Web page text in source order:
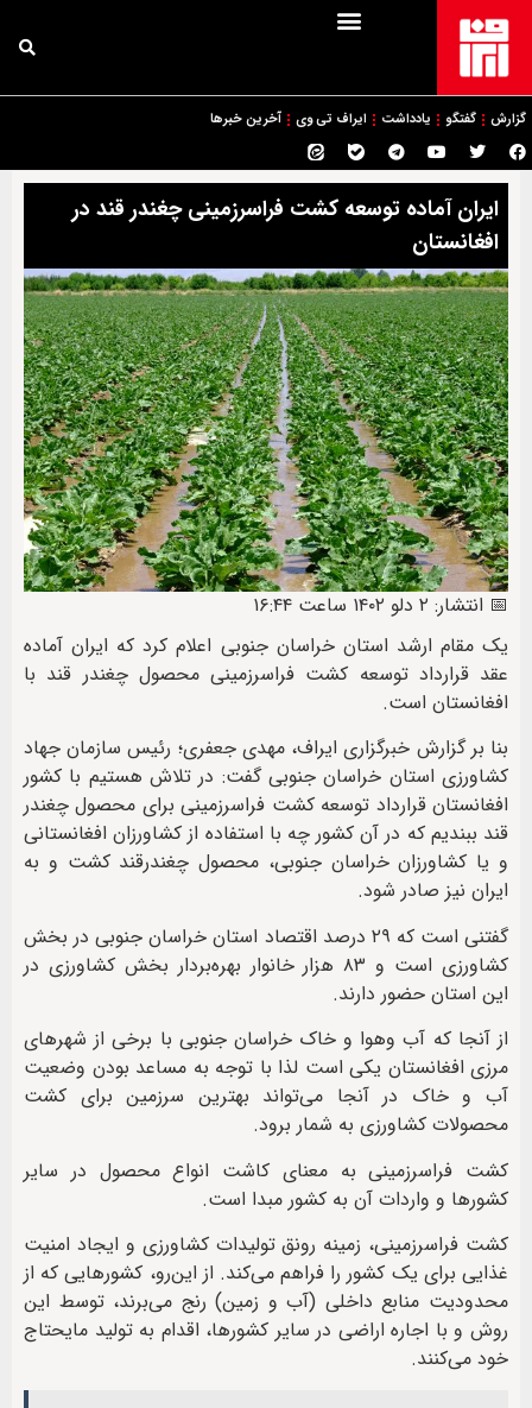
گزارش گفتگو یادداشت ایراف تی وی آخرین خبرها
ایران آماده توسعه کشت فراسرزمینی چغندر قند در
افغانستان
📅 انتشار: ۲ دلو ۱۴۰۲ ساعت ۱۶:۴۴
یک مقام ارشد استان خراسان جنوبی اعلام کرد که ایران آماده
عقد قرارداد توسعه کشت فراسرزمینی محصول چغندر قند با
افغانستان است.
بنا بر گزارش خبرگزاری ایراف، مهدی جعفری؛ رئیس سازمان جهاد
کشاورزی استان خراسان جنوبی گفت: در تلاش هستیم با کشور
افغانستان قرارداد توسعه کشت فراسرزمینی برای محصول چغندر
قند ببندیم که در آن کشور چه با استفاده از کشاورزان افغانستانی
و یا کشاورزان خراسان جنوبی، محصول چغندرقند کشت و به
ایران نیز صادر شود.
گفتنی است که ۲۹ درصد اقتصاد استان خراسان جنوبی در بخش
کشاورزی است و ۸۳ هزار خانوار بهره‌بردار بخش کشاورزی در
این استان حضور دارند.
از آنجا که آب وهوا و خاک خراسان جنوبی با برخی از شهرهای
مرزی افغانستان یکی است لذا با توجه به مساعد بودن وضعیت
آب و خاک در آنجا می‌تواند بهترین سرزمین برای کشت
محصولات کشاورزی به شمار برود.
کشت فراسرزمینی به معنای کاشت انواع محصول در سایر
کشورها و واردات آن به کشور مبدا است.
کشت فراسرزمینی، زمینه رونق تولیدات کشاورزی و ایجاد امنیت
غذایی برای یک کشور را فراهم می‌کند. از این‌رو، کشورهایی که از
محدودیت منابع داخلی (آب و زمین) رنج می‌برند، توسط این
روش و با اجاره اراضی در سایر کشورها، اقدام به تولید مایحتاج
خود می‌کنند.